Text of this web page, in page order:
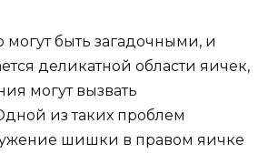
могут быть загадочными, и
деликатной области яичек,
могут вызвать
из таких проблем
шишки в правом яичке